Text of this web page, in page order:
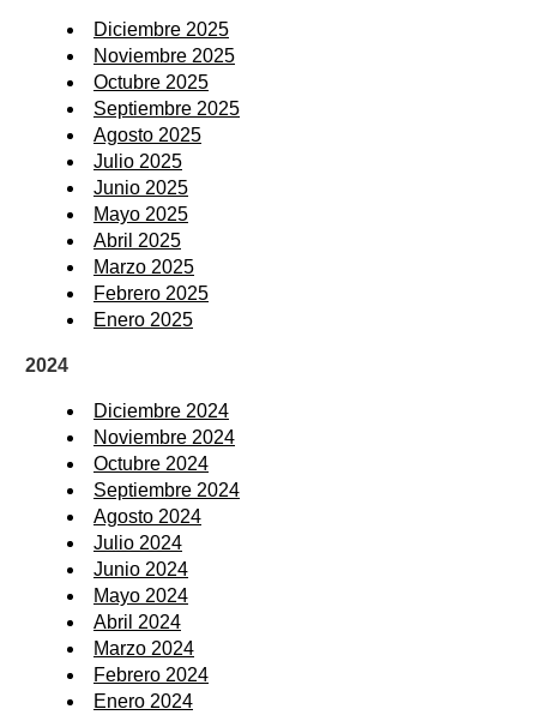
Diciembre 2025
Noviembre 2025
Octubre 2025
Septiembre 2025
Agosto 2025
Julio 2025
Junio 2025
Mayo 2025
Abril 2025
Marzo 2025
Febrero 2025
Enero 2025
2024
Diciembre 2024
Noviembre 2024
Octubre 2024
Septiembre 2024
Agosto 2024
Julio 2024
Junio 2024
Mayo 2024
Abril 2024
Marzo 2024
Febrero 2024
Enero 2024